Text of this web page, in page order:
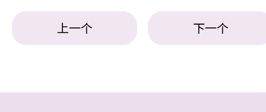
上一个 下一个